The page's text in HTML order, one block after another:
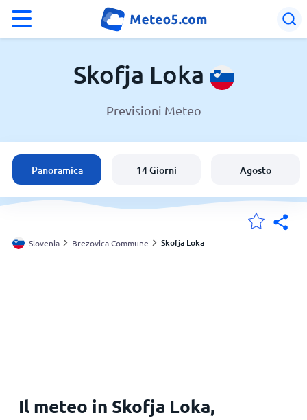
Meteo a Skofja Loka
Slovenia
Italia
Svizzera
Skofja Loka
Previsioni Meteo
Panoramica 14 Giorni Agosto
Slovenia Brezovica Commune Skofja Loka
Il meteo in Skofja Loka,